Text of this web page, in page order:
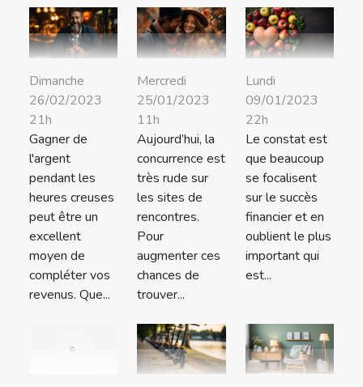
Dimanche
26/02/2023
21h
Gagner de
l'argent
pendant les
heures creuses
peut être un
excellent
moyen de
compléter vos
revenus. Que...
Mercredi
25/01/2023
11h
Aujourd’hui, la
concurrence est
très rude sur
les sites de
rencontres.
Pour
augmenter ces
chances de
trouver...
Lundi
09/01/2023
22h
Le constat est
que beaucoup
se focalisent
sur le succès
financier et en
oublient le plus
important qui
est...